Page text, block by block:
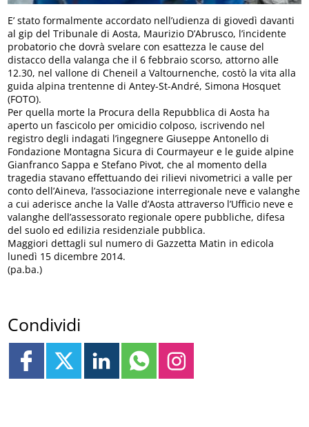
E’ stato formalmente accordato nell’udienza di giovedì davanti
al gip del Tribunale di Aosta, Maurizio D’Abrusco, l’incidente
probatorio che dovrà svelare con esattezza le cause del
distacco della valanga che il 6 febbraio scorso, attorno alle
12.30, nel vallone di Cheneil a Valtournenche, costò la vita alla
guida alpina trentenne di Antey-St-André, Simona Hosquet
(FOTO).
Per quella morte la Procura della Repubblica di Aosta ha
aperto un fascicolo per omicidio colposo, iscrivendo nel
registro degli indagati l’ingegnere Giuseppe Antonello di
Fondazione Montagna Sicura di Courmayeur e le guide alpine
Gianfranco Sappa e Stefano Pivot, che al momento della
tragedia stavano effettuando dei rilievi nivometrici a valle per
conto dell’Aineva, l’associazione interregionale neve e valanghe
a cui aderisce anche la Valle d’Aosta attraverso l’Ufficio neve e
valanghe dell’assessorato regionale opere pubbliche, difesa
del suolo ed edilizia residenziale pubblica.
Maggiori dettagli sul numero di Gazzetta Matin in edicola
lunedì 15 dicembre 2014.
(pa.ba.)
Condividi